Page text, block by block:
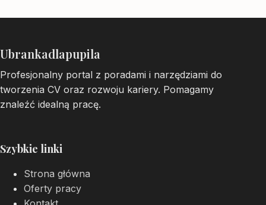
Ubrankadlapupila
Profesjonalny portal z poradami i narzędziami do
tworzenia CV oraz rozwoju kariery. Pomagamy
znaleźć idealną pracę.
Szybkie linki
Strona główna
Oferty pracy